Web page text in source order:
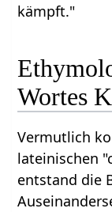
kämpft."
Wortes
Vermutlich
lateinischen
entstand die